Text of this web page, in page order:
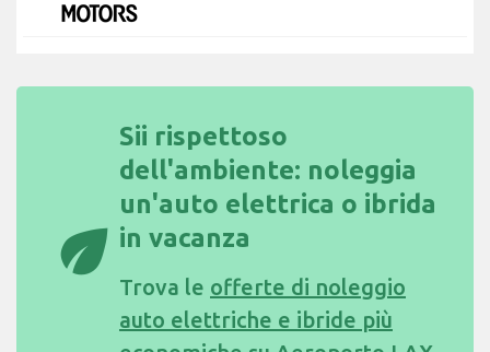
eco
Sii rispettoso
dell'ambiente: noleggia
un'auto elettrica o ibrida
in vacanza
Trova le offerte di noleggio
auto elettriche e ibride più